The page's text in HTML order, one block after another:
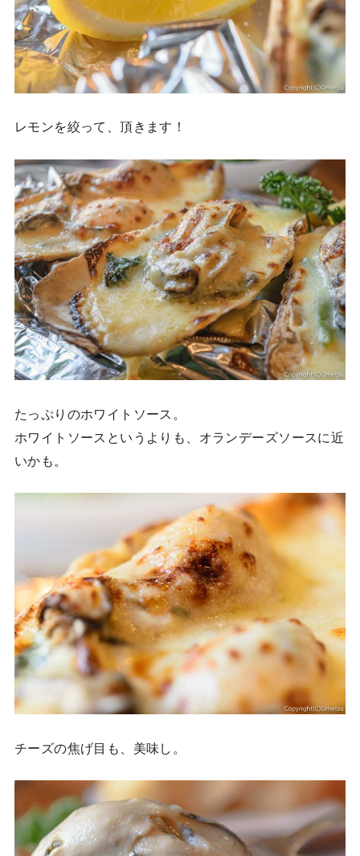
レモンを絞って、頂きます！
たっぷりのホワイトソース。
ホワイトソースというよりも、オランデーズソースに近
いかも。
チーズの焦げ目も、美味し。